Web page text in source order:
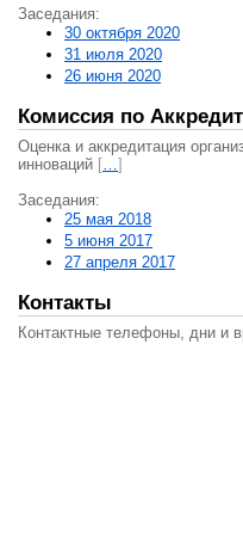
Заседания:
30 октября 2020
31 июля 2020
26 июня 2020
Комиссия по
Оценка и аккредитация
инноваций […]
Заседания:
25 мая 2018
5 июня 2017
27 апреля 2017
Контакты
Контактные телефоны, дни и